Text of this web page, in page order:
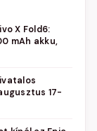
X Fold6:
mAh akku,
17-